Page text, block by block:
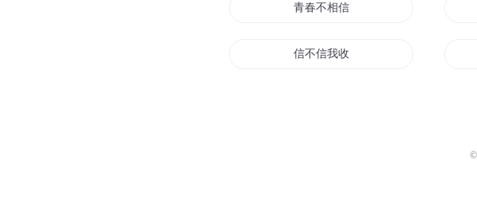
青春不相信爱情
信不信我收了你
©